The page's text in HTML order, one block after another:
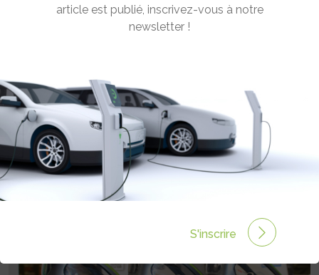
AUTOPARTAGE CONÇUE COMME UN
CADDY
Rédigé par Philippe Schwoerer le 03 Jan 2025 à 06:00
0 commentaires
article est publié, inscrivez-vous à notre
newsletter !
S'inscrire